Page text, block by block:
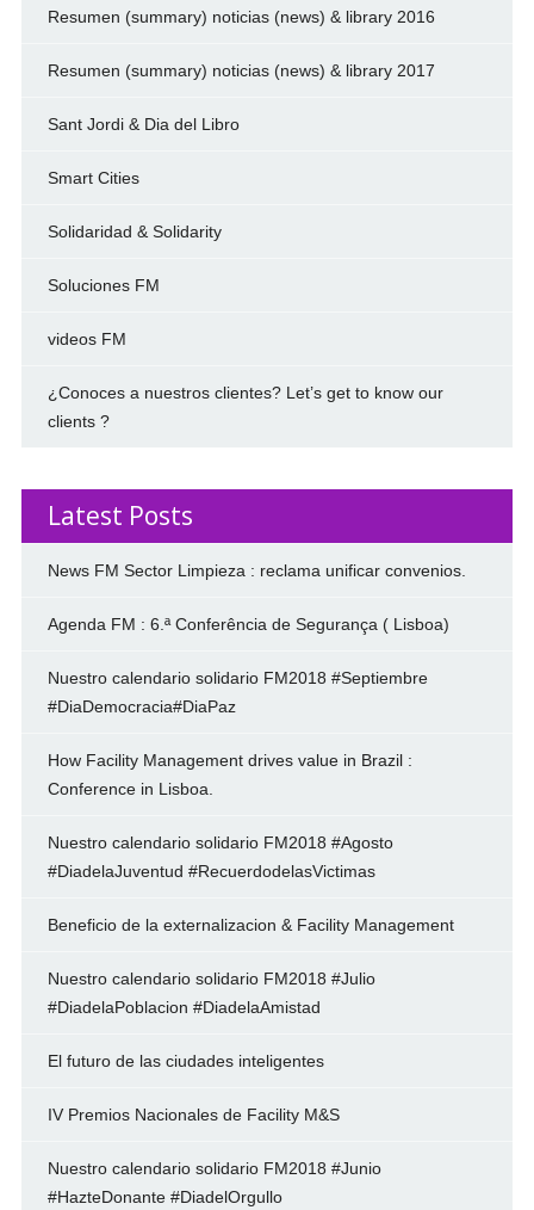
Resumen (summary) noticias (news) & library 2016
Resumen (summary) noticias (news) & library 2017
Sant Jordi & Dia del Libro
Smart Cities
Solidaridad & Solidarity
Soluciones FM
videos FM
¿Conoces a nuestros clientes? Let’s get to know our
clients ?
Latest Posts
News FM Sector Limpieza : reclama unificar convenios.
Agenda FM : 6.ª Conferência de Segurança ( Lisboa)
Nuestro calendario solidario FM2018 #Septiembre
#DiaDemocracia#DiaPaz
How Facility Management drives value in Brazil :
Conference in Lisboa.
Nuestro calendario solidario FM2018 #Agosto
#DiadelaJuventud #RecuerdodelasVictimas
Beneficio de la externalizacion & Facility Management
Nuestro calendario solidario FM2018 #Julio
#DiadelaPoblacion #DiadelaAmistad
El futuro de las ciudades inteligentes
IV Premios Nacionales de Facility M&S
Nuestro calendario solidario FM2018 #Junio
#HazteDonante #DiadelOrgullo